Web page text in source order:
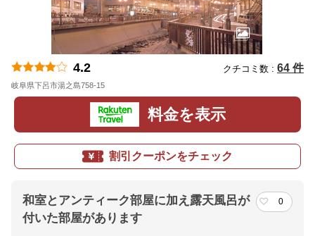
4.2 クチコミ数 : 64 件
岐阜県下呂市湯之島758-15
料金を表示
割引クーポンをチェック
和室とアンティーク部屋に加え露天風呂が
付いた部屋があります
0